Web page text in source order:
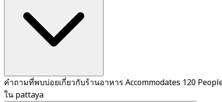
คำถามที่พบบ่อยเกี่ยวกับร้านอาหาร Accommodates 120
ใน pattaya